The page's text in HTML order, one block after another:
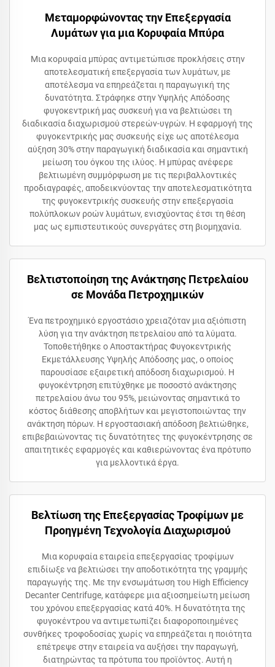
Μεταμορφώνοντας την Επεξεργασία
Λυμάτων για μια Κορυφαία Μπύρα
Μια κορυφαία μπύρας αντιμετώπισε προκλήσεις στην
αποτελεσματική επεξεργασία των λυμάτων, με
αποτέλεσμα να επηρεάζεται η παραγωγική της
δυνατότητα. Στράφηκε στην Υψηλής Απόδοσης
φυγοκεντρική μας συσκευή για να βελτιώσει τη
διαδικασία διαχωρισμού στερεών-υγρών. Η εφαρμογή της
φυγοκεντρικής μας συσκευής είχε ως αποτέλεσμα
αύξηση 30% στην παραγωγική διαδικασία και σημαντική
μείωση του όγκου της ιλύος. Η μπύρας ανέφερε
βελτιωμένη συμμόρφωση με τις περιβαλλοντικές
προδιαγραφές, αποδεικνύοντας την αποτελεσματικότητα
της φυγοκεντρικής συσκευής στην επεξεργασία
πολύπλοκων ροών λυμάτων, ενισχύοντας έτσι τη θέση
μας ως εμπιστευτικούς συνεργάτες στη βιομηχανία.
Βελτιστοποίηση της Ανάκτησης Πετρελαίου
σε Μονάδα Πετροχημικών
Ένα πετροχημικό εργοστάσιο χρειαζόταν μια αξιόπιστη
λύση για την ανάκτηση πετρελαίου από τα λύματα.
Τοποθετήθηκε ο Αποστακτήρας Φυγοκεντρικής
Εκμετάλλευσης Υψηλής Απόδοσης μας, ο οποίος
παρουσίασε εξαιρετική απόδοση διαχωρισμού. Η
φυγοκέντρηση επιτύχθηκε με ποσοστό ανάκτησης
πετρελαίου άνω του 95%, μειώνοντας σημαντικά το
κόστος διάθεσης αποβλήτων και μεγιστοποιώντας την
ανάκτηση πόρων. Η εργοστασιακή απόδοση βελτιώθηκε,
επιβεβαιώνοντας τις δυνατότητες της φυγοκέντρησης σε
απαιτητικές εφαρμογές και καθιερώνοντας ένα πρότυπο
για μελλοντικά έργα.
Βελτίωση της Επεξεργασίας Τροφίμων με
Προηγμένη Τεχνολογία Διαχωρισμού
Μια κορυφαία εταιρεία επεξεργασίας τροφίμων
επιδίωξε να βελτιώσει την αποδοτικότητα της γραμμής
παραγωγής της. Με την ενσωμάτωση του High Efficiency
Decanter Centrifuge, κατάφερε μια αξιοσημείωτη μείωση
του χρόνου επεξεργασίας κατά 40%. Η δυνατότητα της
φυγοκέντρου να αντιμετωπίζει διαφοροποιημένες
συνθήκες τροφοδοσίας χωρίς να επηρεάζεται η ποιότητα
επέτρεψε στην εταιρεία να αυξήσει την παραγωγή,
διατηρώντας τα πρότυπα του προϊόντος. Αυτή η